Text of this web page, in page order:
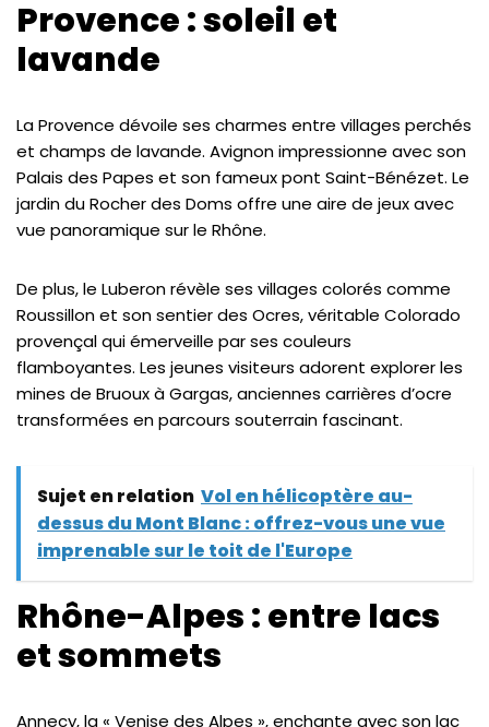
Provence : soleil et
lavande
La Provence dévoile ses charmes entre villages perchés
et champs de lavande. Avignon impressionne avec son
Palais des Papes et son fameux pont Saint-Bénézet. Le
jardin du Rocher des Doms offre une aire de jeux avec
vue panoramique sur le Rhône.
De plus, le Luberon révèle ses villages colorés comme
Roussillon et son sentier des Ocres, véritable Colorado
provençal qui émerveille par ses couleurs
flamboyantes. Les jeunes visiteurs adorent explorer les
mines de Bruoux à Gargas, anciennes carrières d’ocre
transformées en parcours souterrain fascinant.
Sujet en relation Vol en hélicoptère au-
dessus du Mont Blanc : offrez-vous une vue
imprenable sur le toit de l'Europe
Rhône-Alpes : entre lacs
et sommets
Annecy, la « Venise des Alpes », enchante avec son lac